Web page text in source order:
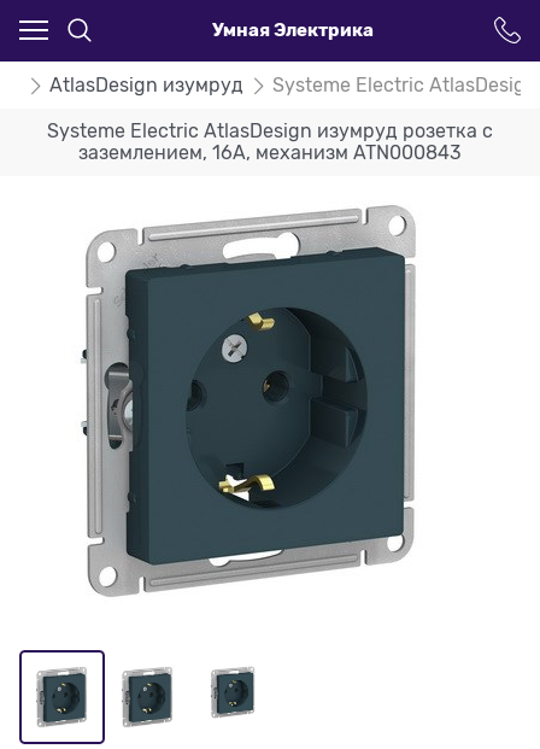
Умная Электрика
AtlasDesign изумруд Systeme Electric
Systeme Electric AtlasDesign изумруд розетка с
заземлением, 16А, механизм ATN000843